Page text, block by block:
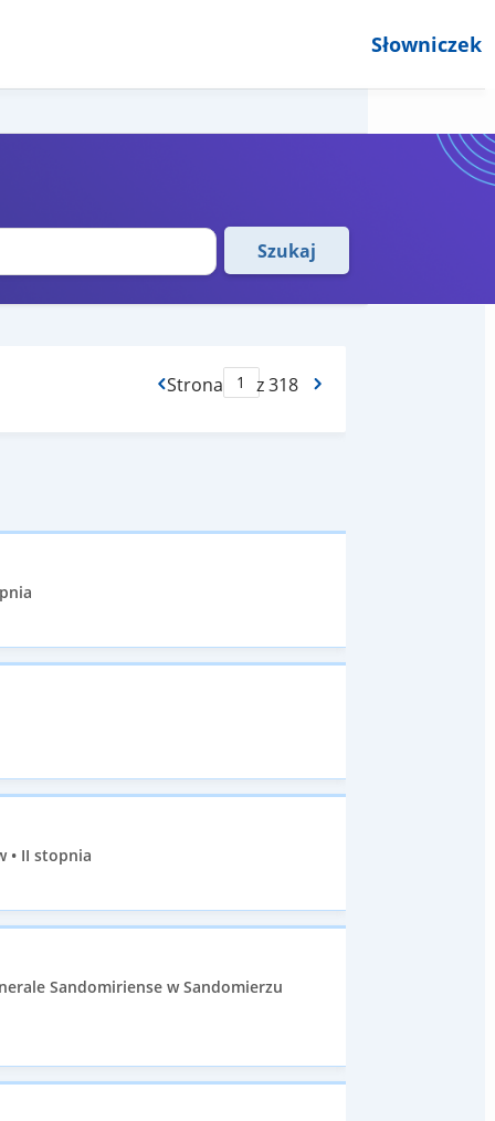
Słowniczek
Szukaj
Strona z 318
• II stopnia
Sandomiriense w Sandomierzu